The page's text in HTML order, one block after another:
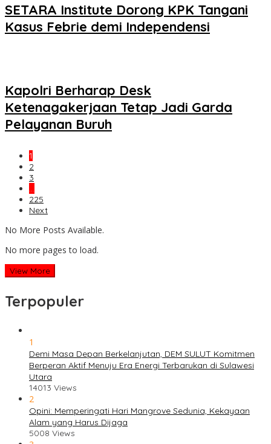
SETARA Institute Dorong KPK Tangani
Kasus Febrie demi Independensi
Kapolri Berharap Desk
Ketenagakerjaan Tetap Jadi Garda
Pelayanan Buruh
1
2
3
…
225
Next
No More Posts Available.
No more pages to load.
View More
Terpopuler
1
Demi Masa Depan Berkelanjutan, DEM SULUT Komitmen
Berperan Aktif Menuju Era Energi Terbarukan di Sulawesi
Utara
14013 Views
2
Opini: Memperingati Hari Mangrove Sedunia, Kekayaan
Alam yang Harus Dijaga
5008 Views